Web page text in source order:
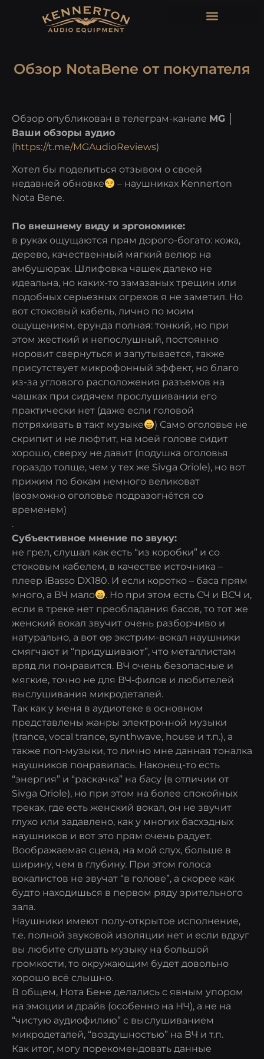
Обзор NotaBene от покупателя
Обзор опубликован в телеграм-канале MG │
Ваши обзоры аудио
(https://t.me/MGAudioReviews)
Хотел бы поделиться отзывом о своей
недавней обновке
– наушниках Kennerton
Nota Bene.
По внешнему виду и эргономике:
в руках ощущаются прям дорого-богато: кожа,
дерево, качественный мягкий велюр на
амбушюрах. Шлифовка чашек далеко не
идеальна, но каких-то замазаных трещин или
подобных серьезных огрехов я не заметил. Но
вот стоковый кабель, лично по моим
ощущениям, ерунда полная: тонкий, но при
этом жесткий и непослушный, постоянно
норовит свернуться и запутывается, также
присутствует микрофонный эффект, но благо
из-за углового расположения разъемов на
чашках при сидячем прослушивании его
практически нет (даже если головой
потряхивать в такт музыке
) Само оголовье не
скрипит и не люфтит, на моей голове сидит
хорошо, сверху не давит (подушка оголовья
гораздо толще, чем у тех же Sivga Oriole), но вот
прижим по бокам немного великоват
(возможно оголовье подразогнётся со
временем)
.
Субъективное мнение по звуку:
не грел, слушал как есть “из коробки” и со
стоковым кабелем, в качестве источника –
плеер iBasso DX180. И если коротко – баса прям
много, а ВЧ мало
. Но при этом есть СЧ и ВСЧ и,
если в треке нет преобладания басов, то тот же
женский вокал звучит очень разборчиво и
натурально, а вот ор экстрим-вокал наушники
смягчают и “придушивают”, что металлистам
вряд ли понравится. ВЧ очень безопасные и
мягкие, точно не для ВЧ-филов и любителей
выслушивания микродеталей.
Так как у меня в аудиотеке в основном
представлены жанры электронной музыки
(trance, vocal trance, synthwave, house и т.п.), а
также поп-музыки, то лично мне данная тоналка
наушников понравилась. Наконец-то есть
“энергия” и “раскачка” на басу (в отличии от
Sivga Oriole), но при этом на более спокойных
треках, где есть женский вокал, он не звучит
глухо или задавлено, как у многих басхэдных
наушников и вот это прям очень радует.
Воображаемая сцена, на мой слух, больше в
ширину, чем в глубину. При этом голоса
вокалистов не звучат “в голове”, а скорее как
будто находишься в первом ряду зрительного
зала.
Наушники имеют полу-открытое исполнение,
т.е. полной звуковой изоляции нет и если вдруг
вы любите слушать музыку на большой
громкости, то окружающим будет довольно
хорошо всё слышно.
В общем, Нота Бене делались с явным упором
на эмоции и драйв (особенно на НЧ), а не на
“чистую аудиофилию” с выслушиванием
микродеталей, “воздушностью” на ВЧ и т.п.
Как итог, могу порекомендовать данные